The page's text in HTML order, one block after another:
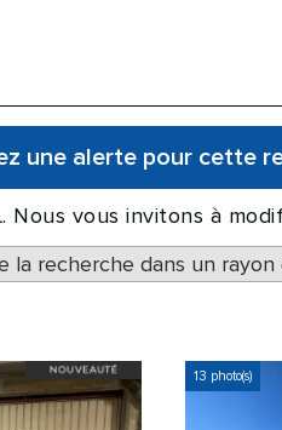
vous invitons à
la recherche dans un
13 photo(s)